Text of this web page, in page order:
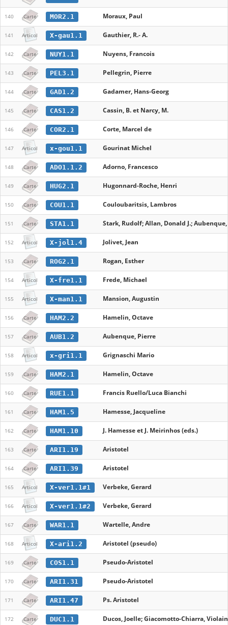
140 Carte MOR2.1 Moraux, Paul
141 Articol X-gau1.1 Gauthier, R.- A.
142 Carte NUY1.1 Nuyens, Francois
143 Carte PEL3.1 Pellegrin, Pierre
144 Carte GAD1.2 Gadamer, Hans-Georg
145 Carte CAS1.2 Cassin, B. et Narcy, M.
146 Carte COR2.1 Corte, Marcel de
147 Articol x-gou1.1 Gourinat Michel
148 Carte ADO1.1.2 Adorno, Francesco
149 Carte HUG2.1 Hugonnard-Roche, Henri
150 Carte COU1.1 Couloubaritsis, Lambros
151 Carte STA1.1 Stark, Rudolf; Allan, Donald J.;
152 Articol X-jol1.4 Jolivet, Jean
153 Carte ROG2.1 Rogan, Esther
154 Articol X-fre1.1 Frede, Michael
155 Articol X-man1.1 Mansion, Augustin
156 Carte HAM2.2 Hamelin, Octave
157 Carte AUB1.2 Aubenque, Pierre
158 Articol x-gri1.1 Grignaschi Mario
159 Carte HAM2.1 Hamelin, Octave
160 Carte RUE1.1 Francis Ruello/Luca Bianchi
161 Carte HAM1.5 Hamesse, Jacqueline
162 Carte HAM1.10 J. Hamesse et J. Meirinhos (eds.)
163 Carte ARI1.19 Aristotel
164 Carte ARI1.39 Aristotel
165 Articol X-ver1.1#1 Verbeke, Gerard
166 Articol X-ver1.1#2 Verbeke, Gerard
167 Carte WAR1.1 Wartelle, Andre
168 Articol X-ari1.2 Aristotel (pseudo)
169 Carte COS1.1 Pseudo-Aristotel
170 Carte ARI1.31 Pseudo-Aristotel
171 Carte ARI1.47 Ps. Aristotel
172 Carte DUC1.1 Ducos, Joelle; Giacomotto-Chiarra,